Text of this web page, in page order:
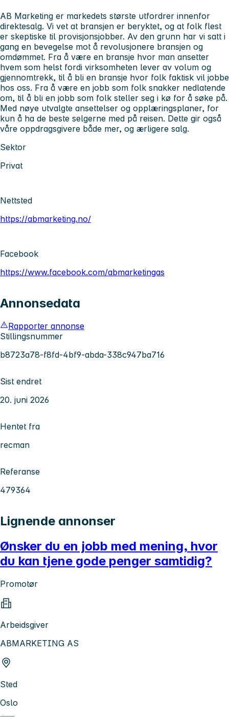
AB Marketing er markedets største utfordrer innenfor
direktesalg. Vi vet at bransjen er beryktet, og at folk flest
er skeptiske til provisjonsjobber. Av den grunn har vi satt i
gang en bevegelse mot å revolusjonere bransjen og
omdømmet. Fra å være en bransje hvor man ansetter
hvem som helst fordi virksomheten lever av volum og
gjennomtrekk, til å bli en bransje hvor folk faktisk vil jobbe
hos oss. Fra å være en jobb som folk snakker nedlatende
om, til å bli en jobb som folk steller seg i kø for å søke på.
Med nøye utvalgte ansettelser og opplæringsplaner, for
kun å ha de beste selgerne med på reisen. Dette gir også
våre oppdragsgivere både mer, og ærligere salg.
Sektor
Privat
Nettsted
https://abmarketing.no/
Facebook
https://www.facebook.com/abmarketingas
Annonsedata
Rapporter annonse
Stillingsnummer
b8723a78-f8fd-4bf9-abda-338c947ba716
Sist endret
20. juni 2026
Hentet fra
recman
Referanse
479364
Lignende annonser
Ønsker du en jobb med mening, hvor
du kan tjene gode penger samtidig?
Promotør
Arbeidsgiver
ABMARKETING AS
Sted
Oslo